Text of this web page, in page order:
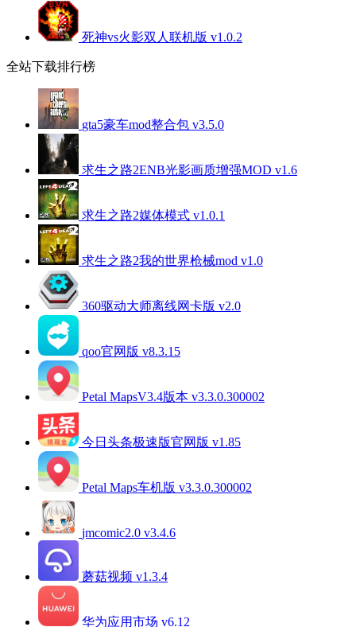
死神vs火影双人联机版 v1.0.2
全站下载排行榜
gta5豪车mod整合包 v3.5.0
求生之路2ENB光影画质增强MOD v1.6
求生之路2媒体模式 v1.0.1
求生之路2我的世界枪械mod v1.0
360驱动大师离线网卡版 v2.0
qoo官网版 v8.3.15
Petal MapsV3.4版本 v3.3.0.300002
今日头条极速版官网版 v1.85
Petal Maps车机版 v3.3.0.300002
jmcomic2.0 v3.4.6
蘑菇视频 v1.3.4
华为应用市场 v6.12